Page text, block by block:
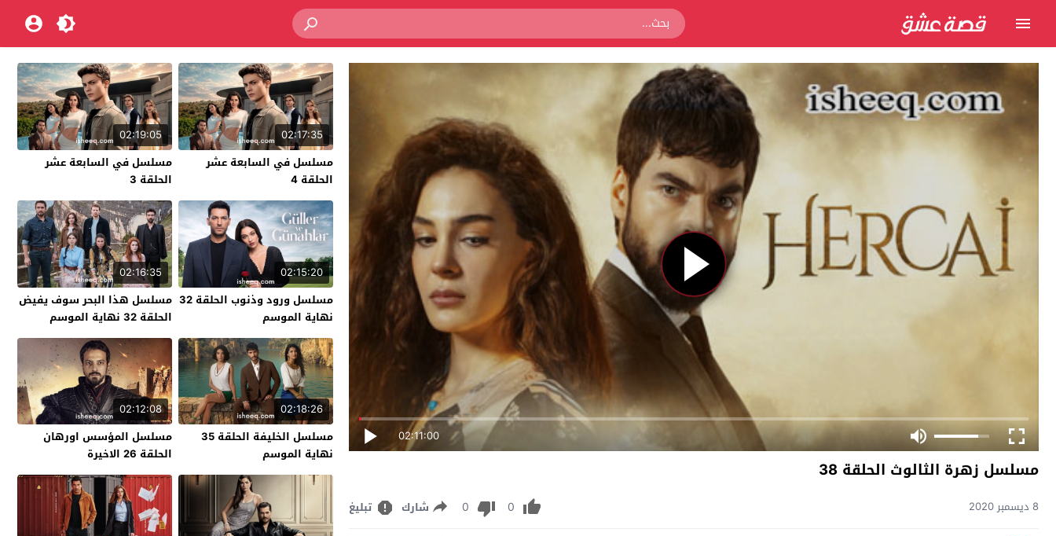
02:11:00
مسلسل زهرة الثالوث الحلقة 38
8 ديسمبر 2020 0
0 شارك تبليغ
02:17:35
مسلسل في السابعة عشر
الحلقة 4
02:19:05
مسلسل في السابعة عشر
الحلقة 3
02:15:20
مسلسل ورود وذنوب الحلقة 32
نهاية الموسم
02:16:35
مسلسل هذا البحر سوف يفيض
الحلقة 32 نهاية الموسم
02:18:26
مسلسل الخليفة الحلقة 35
نهاية الموسم
02:12:08
مسلسل المؤسس اورهان
الحلقة 26 الاخيرة